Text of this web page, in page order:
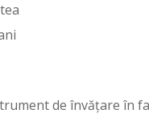
de învățare în